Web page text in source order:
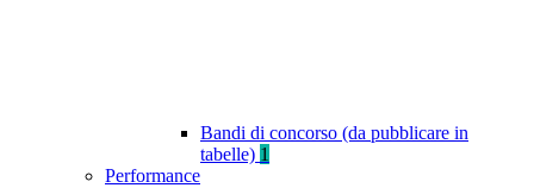
Bandi di concorso (da pubblicare in
tabelle) 1
Performance